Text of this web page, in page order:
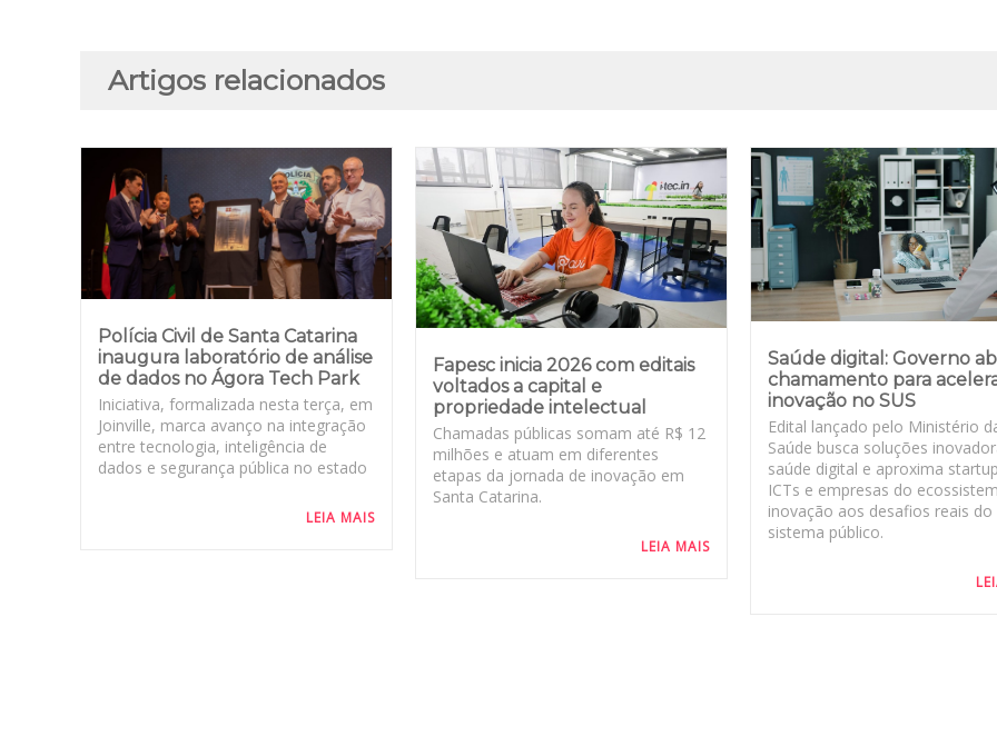
Artigos relacionados
Polícia Civil de Santa Catarina
inaugura laboratório de análise
de dados no Ágora Tech Park
Iniciativa, formalizada nesta terça, em
Joinville, marca avanço na integração
entre tecnologia, inteligência de
dados e segurança pública no estado
LEIA MAIS
Fapesc inicia 2026 com editais
voltados a capital e
propriedade intelectual
Chamadas públicas somam até R$ 12
milhões e atuam em diferentes
etapas da jornada de inovação em
Santa Catarina.
LEIA MAIS
Saúde digital: Governo
chamamento para
inovação no SUS
Edital lançado pelo Ministério
Saúde busca soluções
saúde digital e aproxima
ICTs e empresas do
inovação aos desafios reais do
sistema público.